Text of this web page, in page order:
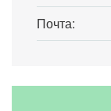
Почта: